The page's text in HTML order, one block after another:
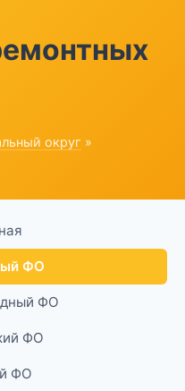
округ »
ФО
ФО
ФО
ФО